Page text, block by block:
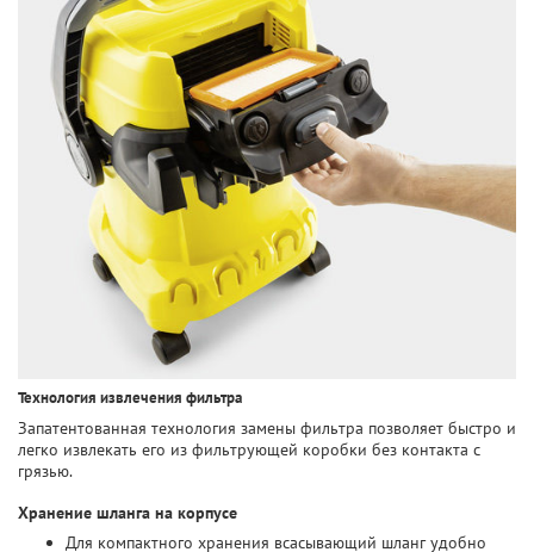
Технология извлечения фильтра
Запатентованная технология замены фильтра позволяет быстро и
легко извлекать его из фильтрующей коробки без контакта с
грязью.
Хранение шланга на корпусе
Для компактного хранения всасывающий шланг удобно